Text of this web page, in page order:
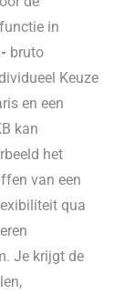
in
bruto
Keuze
en een
kan
het
van een
qua
Je krijgt de